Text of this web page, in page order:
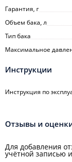
Гарантия, г
Объем бака, л
Тип бака
Максимальное
Инструкции
Инструкция по
Отзывы и
Для добавления
учётной записью